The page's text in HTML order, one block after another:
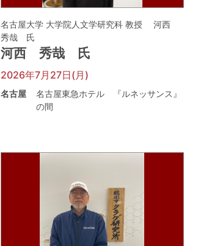
名古屋大学 大学院人文学研究科 教授 河西
秀哉 氏
河西 秀哉 氏
2026年7月27日(月)
名古屋
名古屋東急ホテル 『ルネッサンス』
の間